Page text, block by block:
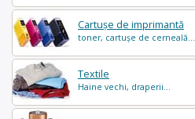
Cartușe de imprimantă
toner, cartușe de cerneală...
Textile
Haine vechi, draperii...